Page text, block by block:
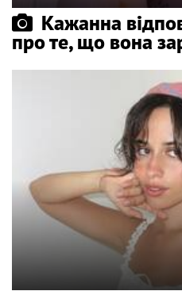
Кажанна
про те, що вона